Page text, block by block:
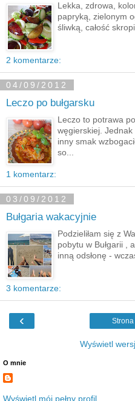
Lekka, zdrowa,
papryką, zielonym
śliwką, całość
2 komentarze:
04/09/2012
Leczo po bułgarsku
Leczo to potrawa
węgierskiej.
inny smak
so...
1 komentarz:
03/09/2012
Bułgaria wakacyjnie
Podzieliłam się z
pobytu w Bułgarii ,
inną odsłonę -
3 komentarze:
‹ Strona
Wyświetl
O mnie
Wyświetl mój pełny profil